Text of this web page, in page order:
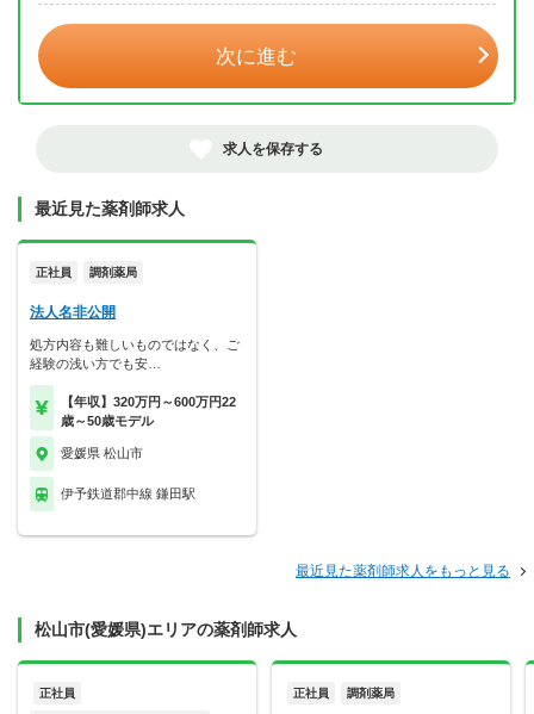
次に進む
求人を保存する
最近見た薬剤師求人
正社員 調剤薬局
法人名非公開
処方内容も難しいものではなく、ご
経験の浅い方でも安…
【年収】320万円～600万円22
歳～50歳モデル
愛媛県 松山市
伊予鉄道郡中線 鎌田駅
最近見た薬剤師求人をもっと見る
松山市(愛媛県)エリアの薬剤師求人
正社員 正社員 調剤薬局